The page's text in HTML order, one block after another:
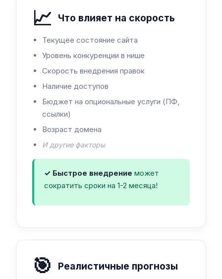
📈 Что влияет на скорость
Текущее состояние сайта
Уровень конкуренции в нише
Скорость внедрения правок
Наличие доступов
Бюджет на опциональные услуги (ПФ,
ссылки)
Возраст домена
И другие факторы
✓ Быстрое внедрение может
сократить сроки на 1-2 месяца!
🎯 Реалистичные прогнозы